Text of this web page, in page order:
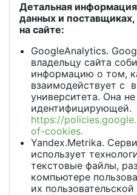
Детальная
данных и
на сайте:
GoogleAnalytics.
владельцу сайта
информацию о том,
взаимодействует с
университета. Она не
идентифицирующей.
https://
of-cookies.
Yandex.Metrika.
использует
текстовые файлы,
компьютере
их